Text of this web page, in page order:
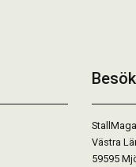
Västra
59595